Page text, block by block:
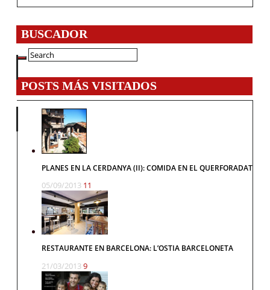
BUSCADOR
POSTS MÁS VISITADOS
PLANES EN LA CERDANYA (II): COMIDA EN EL QUERFORADAT
05/09/2013 11
RESTAURANTE EN BARCELONA: L’OSTIA BARCELONETA
21/03/20139